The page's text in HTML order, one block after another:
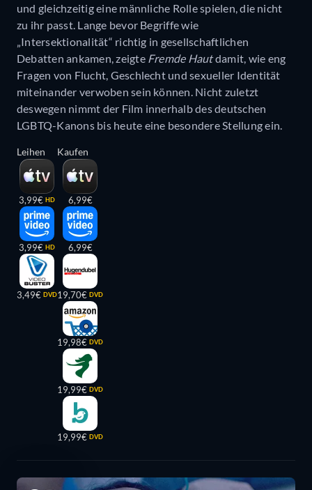
und gleichzeitig eine männliche Rolle spielen, die nicht
zu ihr passt. Lange bevor Begriffe wie
„Intersektionalität“ richtig in gesellschaftlichen
Debatten ankamen, zeigte Fremde Hautdamit, wie eng
Fragen von Flucht, Geschlecht und sexueller Identität
miteinander verwoben sein können. Nicht zuletzt
deswegen nimmt der Film innerhalb des deutschen
LGBTQ-Kanons bis heute eine besondere Stellung ein.
Leihen
3,99€ HD
3,99€ HD
3,49€ DVD
Kaufen
6,99€
6,99€
19,70€ DVD
19,98€ DVD
19,99€ DVD
19,99€ DVD